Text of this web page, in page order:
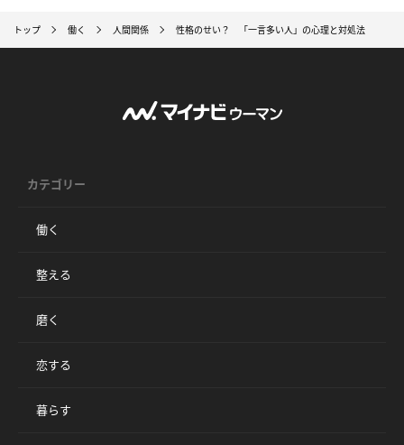
トップ 働く 人間関係 性格のせい？ 「一言多い人」の心理と対処法
カテゴリー
働く
整える
磨く
恋する
暮らす